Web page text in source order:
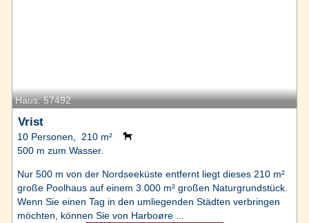
Haus: 57492
Vrist
10 Personen, 210 m²
500 m zum Wasser.
Nur 500 m von der Nordseeküste entfernt liegt dieses 210 m²
große Poolhaus auf einem 3.000 m² großen Naturgrundstück.
Wenn Sie einen Tag in den umliegenden Städten verbringen
möchten, können Sie von Harboøre ...